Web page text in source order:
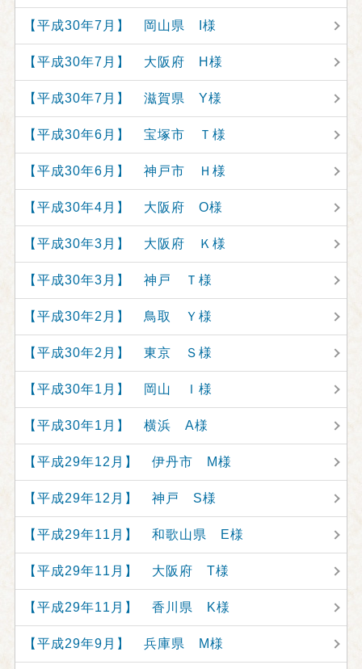
【平成30年7月】 岡山県 I様
【平成30年7月】 大阪府 H様
【平成30年7月】 滋賀県 Y様
【平成30年6月】 宝塚市 Ｔ様
【平成30年6月】 神戸市 Ｈ様
【平成30年4月】 大阪府 O様
【平成30年3月】 大阪府 Ｋ様
【平成30年3月】 神戸 Ｔ様
【平成30年2月】 鳥取 Ｙ様
【平成30年2月】 東京 Ｓ様
【平成30年1月】 岡山 Ｉ様
【平成30年1月】 横浜 A様
【平成29年12月】 伊丹市 M様
【平成29年12月】 神戸 S様
【平成29年11月】 和歌山県 E様
【平成29年11月】 大阪府 T様
【平成29年11月】 香川県 K様
【平成29年9月】 兵庫県 M様